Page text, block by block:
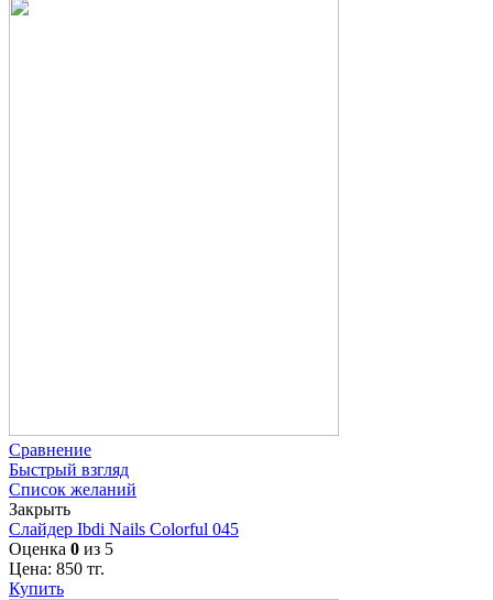
Сравнение
Быстрый взгляд
Список желаний
Закрыть
Слайдер Ibdi Nails Colorful 045
Оценка 0 из 5
Цена: 850 тг.
Купить